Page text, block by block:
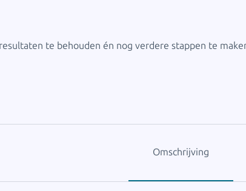
te behouden én nog verdere stappen te
Omschrijving